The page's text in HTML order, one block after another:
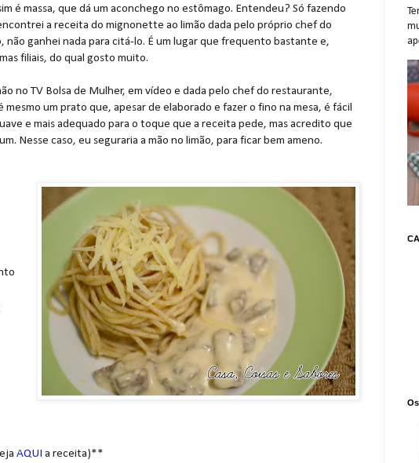
é massa, que dá um aconchego no estômago. Entendeu? Só fazendo
a receita do mignonette ao limão dada pelo próprio chef do
ganhei nada para citá-lo. É um lugar que frequento bastante e,
filiais, do qual gosto muito.
no TV Bolsa de Mulher, em vídeo e dada pelo chef do restaurante,
mesmo um prato que, apesar de elaborado e fazer o fino na mesa, é fácil
e mais adequado para o toque que a receita pede, mas acredito que
Nesse caso, eu seguraria a mão no limão, para ficar bem ameno.
AQUI a receita)**